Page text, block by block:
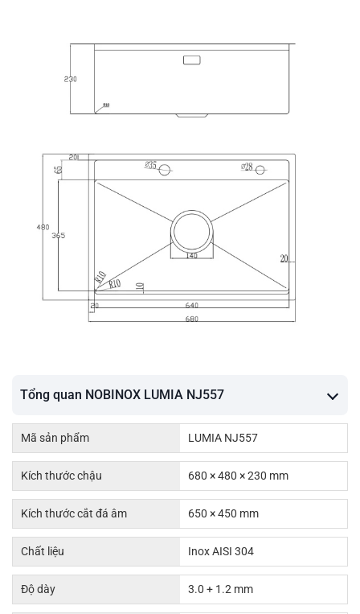
Tổng quan NOBINOX LUMIA NJ557
Mã sản phẩm LUMIA NJ557
Kích thước chậu 680 × 480 × 230 mm
Kích thước cắt đá âm 650 × 450 mm
Chất liệu Inox AISI 304
Độ dày 3.0 + 1.2 mm